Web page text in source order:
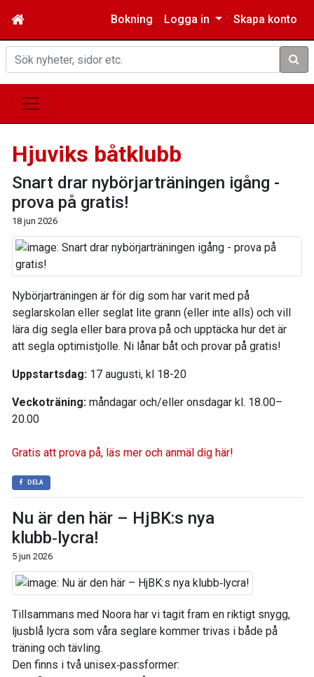
Bokning Logga in Skapa konto
Sök
Hjuviks båtklubb
Snart drar nybörjarträningen igång -
prova på gratis!
18 jun 2026
Nybörjarträningen är för dig som har varit med på
seglarskolan eller seglat lite grann (eller inte alls) och vill
lära dig segla eller bara prova på och upptäcka hur det är
att segla optimistjolle. Ni lånar båt och provar på gratis!
Uppstartsdag: 17 augusti, kl 18-20
Veckoträning: måndagar och/eller onsdagar kl. 18.00–
20.00
Gratis att prova på, läs mer och anmäl dig här!
DELA
Nu är den här – HjBK:s nya
klubb‑lycra!
5 jun 2026
Tillsammans med Noora har vi tagit fram en riktigt snygg,
ljusblå lycra som våra seglare kommer trivas i både på
träning och tävling.
Den finns i två unisex‑passformer: